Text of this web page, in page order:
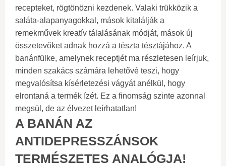
recepteket, rögtönözni kezdenek. Valaki trükközik a
saláta-alapanyagokkal, mások kitalálják a
remekművek kreatív tálalásának módját, mások új
összetevőket adnak hozzá a tészta tésztájához. A
banánfülke, amelynek receptjét ma részletesen leírjuk,
minden szakács számára lehetővé teszi, hogy
megvalósítsa kísérletezési vágyát anélkül, hogy
elrontaná a termék ízét. Ez a finomság szinte azonnal
megsül, de az élvezet leírhatatlan!
A BANÁN AZ
ANTIDEPRESSZÁNSOK
TERMÉSZETES ANALÓGJA!